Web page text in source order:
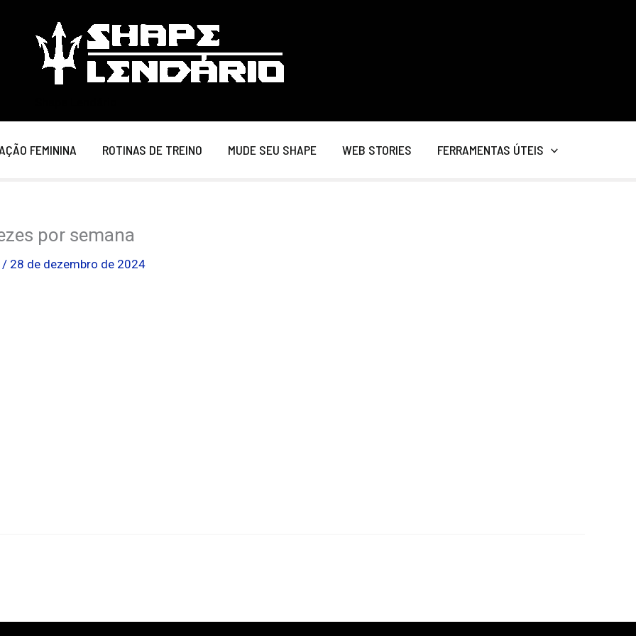
FEMININA ROTINAS DE TREINO MUDE SEU SHAPE WEB STORIES FERRAMENTAS ÚTEIS
por semana
/ 28 de dezembro de 2024